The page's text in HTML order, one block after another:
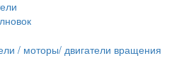
/ моторы/ двигатели вращения